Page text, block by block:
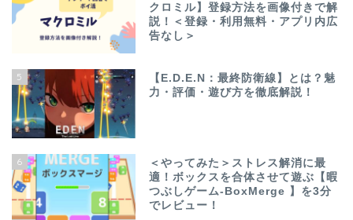
クロミル】登録方法を画像付きで解
説！＜登録・利用無料・アプリ内広
告なし＞
5
【E.D.E.N：最終防衛線】とは？魅
力・評価・遊び方を徹底解説！
6
＜やってみた＞ストレス解消に最
適！ボックスを合体させて遊ぶ【暇
つぶしゲーム-BoxMerge 】を3分
でレビュー！